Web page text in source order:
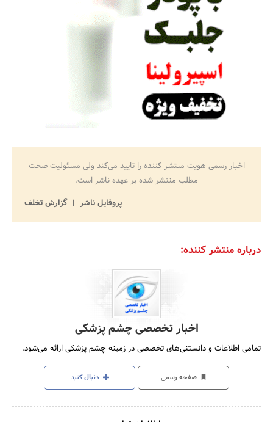
اخبار رسمی هویت منتشر کننده را تایید می‌کند ولی مسئولیت صحت
مطلب منتشر شده بر عهده ناشر است.
پروفایل ناشر
گزارش تخلف
درباره منتشر کننده:
اخبار تخصصی چشم پزشکی
تمامی اطلاعات و دانستنی‌های تخصصی در زمینه چشم پزشکی ارائه می‌شود.
صفحه رسمی دنبال کنید